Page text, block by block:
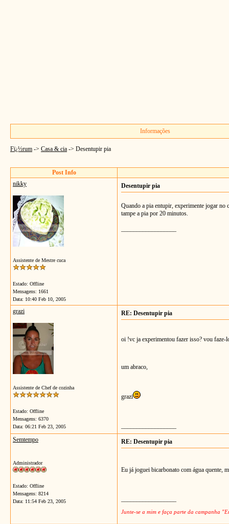
Informações
Fï¿½rum -> Casa & cia -> Desentupir pia
Post Info
nikky
Assistente de Mestre cuca
Estado: Offline
Mensagens: 1661
Data: 10:40 Feb 10, 2005
Desentupir pia
Quando a pia entupir, experimente jogar no
tampe a pia por 20 minutos.
grazi
Assistente de Chef de cozinha
Estado: Offline
Mensagens: 6370
Data: 06:21 Feb 23, 2005
RE: Desentupir pia
oi !vc ja experimentou fazer isso? vou
um abraco,
grazi
Semtempo
Administrador
Estado: Offline
Mensagens: 8214
Data: 11:54 Feb 23, 2005
RE: Desentupir pia
Eu já joguei bicarbonato com água quente,
Junte-se a mim e faça parte da campanha